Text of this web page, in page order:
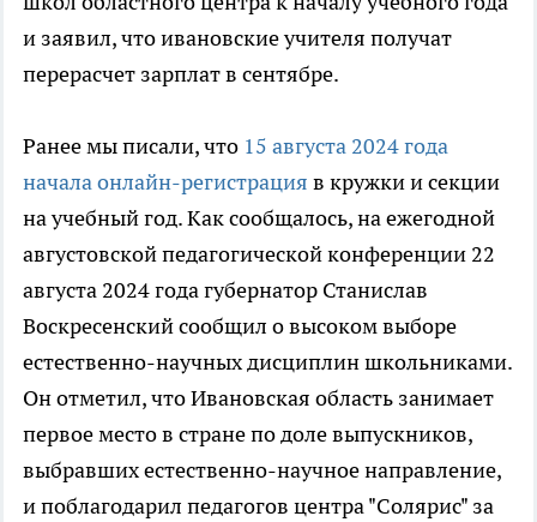
и заявил, что ивановские учителя получат
перерасчет зарплат в сентябре.
Ранее мы писали, что 15 августа 2024 года
начала онлайн-регистрация в кружки и секции
на учебный год. Как сообщалось, на ежегодной
августовской педагогической конференции 22
августа 2024 года губернатор Станислав
Воскресенский сообщил о высоком выборе
естественно-научных дисциплин школьниками.
Он отметил, что Ивановская область занимает
первое место в стране по доле выпускников,
выбравших естественно-научное направление,
и поблагодарил педагогов центра "Солярис" за